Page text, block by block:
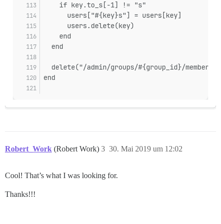
    if key.to_s[-1] != "s"
      users["#{key}s"] = users[key]
      users.delete(key)
    end
  end
delete("/admin/groups/#{group_id}/
end
Robert_Work (Robert Work) 30. Mai 2019 um 12:02
3
Cool! That’s what I was looking for.
Thanks!!!